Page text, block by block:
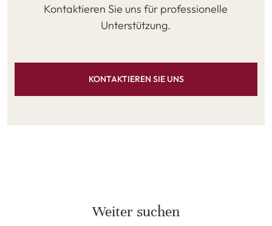
Kontaktieren Sie uns für professionelle
Unterstützung.
KONTAKTIEREN SIE UNS
Weiter suchen